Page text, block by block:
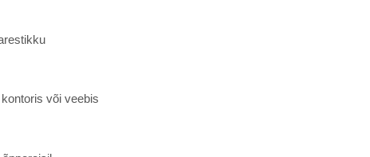
või veebis